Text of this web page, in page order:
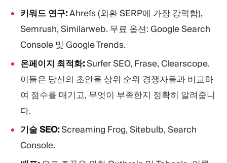
키워드 연구:Ahrefs (외환 SERP에 가장 강력함),
Semrush, Similarweb. 무료 옵션: Google Search
Console 및 Google Trends.
온페이지 최적화:Surfer SEO, Frase, Clearscope.
이들은 당신의 초안을 상위 순위 경쟁자들과 비교하
여 점수를 매기고, 무엇이 부족한지 정확히 알려줍니
다.
기술 SEO:Screaming Frog, Sitebulb, Search
Console.